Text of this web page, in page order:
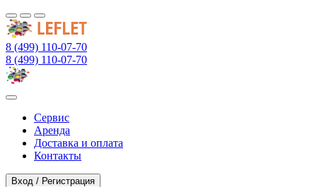
8 (499) 110-07-70
8 (499) 110-07-70
Сервис
Аренда
Доставка и оплата
Контакты
Вход / Регистрация